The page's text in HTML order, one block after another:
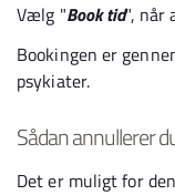
Vælg "Book tid", når
Bookingen er
psykiater.
Sådan annullerer
Det er muligt for